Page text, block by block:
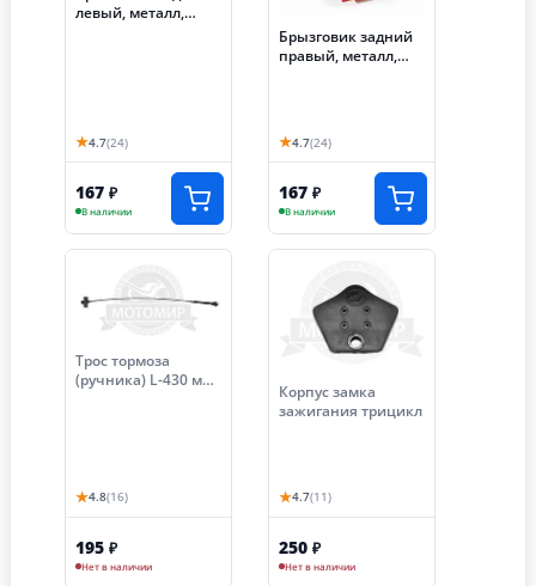
левый, металл,
★4.7(24)
167 ₽
В наличии
Брызговик задний
правый, металл,
★4.7(24)
167 ₽
В наличии
Трос тормоза
(ручника) L-430 мм.
★4.8(16)
195 ₽
Нет в наличии
Корпус замка
зажигания трицикл
★4.7(11)
250 ₽
Нет в наличии